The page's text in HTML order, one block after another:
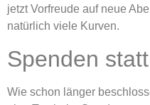
jetzt Vorfreude auf neue
natürlich viele Kurven.
Spenden
Wie schon länger